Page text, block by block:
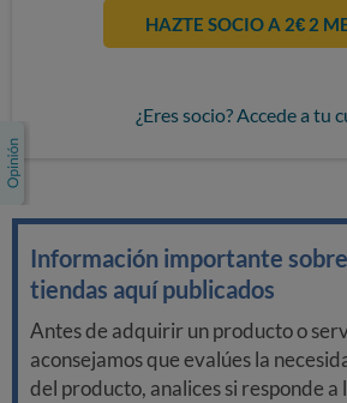
HAZTE SOCIO A 2€ 2
¿Eres socio? Accede a tu
Información importante
tiendas aquí publicados
Antes de adquirir un producto o
aconsejamos que evalúes la
del producto, analices si responde a